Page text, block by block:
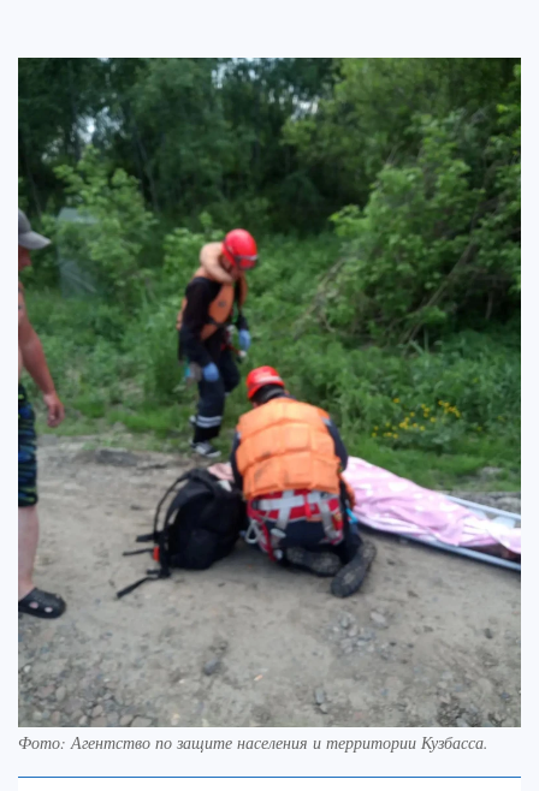
Фото: Агентство по защите населения и территории Кузбасса.